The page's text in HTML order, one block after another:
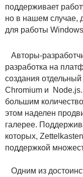
поддерживает
но в нашем случае,
для работы
Авторы-
разработка на
создания
Chromium и
большим
этом наделен
галерее.
которых,
поддержкой
Одним из